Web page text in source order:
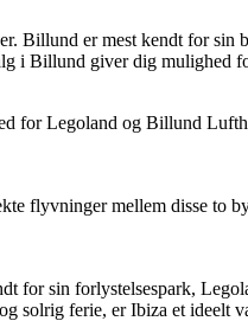
er mest kendt for sin
i Billund giver dig mulighed
for Legoland og Billund
flyvninger mellem disse to
for sin forlystelsespark,
solrig ferie, er Ibiza et ideelt